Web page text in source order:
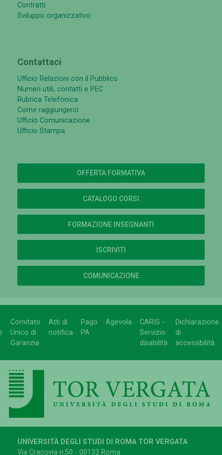
Contratti
Sviluppo organizzativo
Contattaci
Ufficio Relazioni con il Pubblico
Numeri utili, contatti e PEC
Rubrica Telefonica
Come raggiungerci
Ufficio Comunicazione
Ufficio Stampa
OFFERTA FORMATIVA
CATALOGO CORSI
FORMAZIONE INSEGNANTI
ISCRIVITI
COMUNICAZIONE
Comitato
Unico di
Garanzia
Atti di
notifica
Pago
PA
Agevola
CARIS -
Servizio
disabilità
Dichiarazione
di
accessibilità
UNIVERSITÀ DEGLI STUDI DI ROMA TOR VERGATA
Via Cracovia n.50 - 00133 Roma